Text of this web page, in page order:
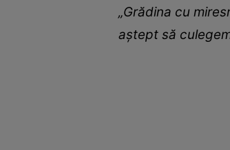
„Grădina cu
aștept să